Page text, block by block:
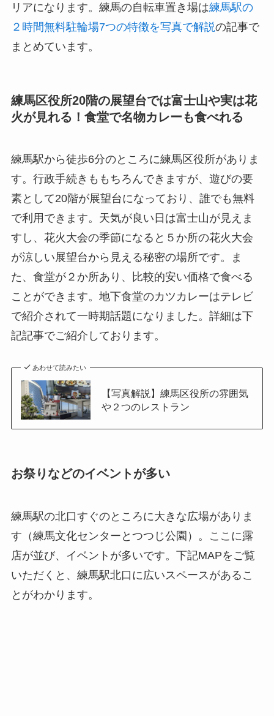
リアになります。練馬の自転車置き場は練馬駅の
２時間無料駐輪場7つの特徴を写真で解説の記事で
まとめています。
練馬区役所20階の展望台では富士山や実は花
火が見れる！食堂で名物カレーも食べれる
練馬駅から徒歩6分のところに練馬区役所がありま
す。行政手続きももちろんできますが、遊びの要
素として20階が展望台になっており、誰でも無料
で利用できます。天気が良い日は富士山が見えま
すし、花火大会の季節になると５か所の花火大会
が涼しい展望台から見える秘密の場所です。ま
た、食堂が２か所あり、比較的安い価格で食べる
ことができます。地下食堂のカツカレーはテレビ
で紹介されて一時期話題になりました。詳細は下
記記事でご紹介しております。
あわせて読みたい
【写真解説】練馬区役所の雰囲気
や２つのレストラン
お祭りなどのイベントが多い
練馬駅の北口すぐのところに大きな広場がありま
す（練馬文化センターとつつじ公園）。ここに露
店が並び、イベントが多いです。下記MAPをご覧
いただくと、練馬駅北口に広いスペースがあるこ
とがわかります。